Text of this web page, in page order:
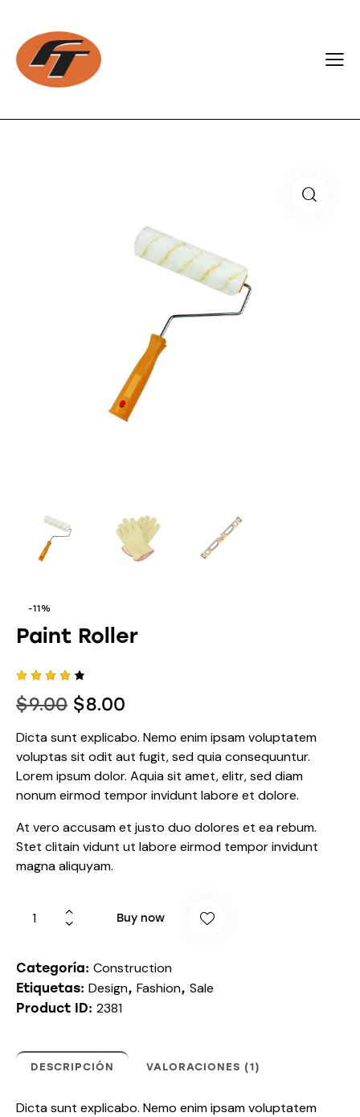
-11%
Paint Roller
do
4.00
5
o en
puntua
ción
de
$9.00 Original
was:
$9.00.
$8.00
is:
$8.00.
Dicta sunt explicabo. Nemo enim ipsam voluptatem
voluptas sit odit aut fugit, sed quia consequuntur.
Lorem ipsum dolor. Aquia sit amet, elitr, sed diam
nonum eirmod tempor invidunt labore et dolore.
At vero accusam et justo duo dolores et ea rebum.
Stet clitain vidunt ut labore eirmod tempor invidunt
magna aliquyam.
Buy now
Categoría: Construction
Etiquetas: Design, Fashion, Sale
Product ID: 2381
DESCRIPCIÓN VALORACIONES (1)
Dicta sunt explicabo. Nemo enim ipsam voluptatem